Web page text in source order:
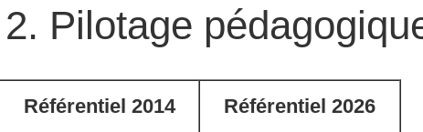
2. Pilotage
Référentiel 2014 Référentiel 2026